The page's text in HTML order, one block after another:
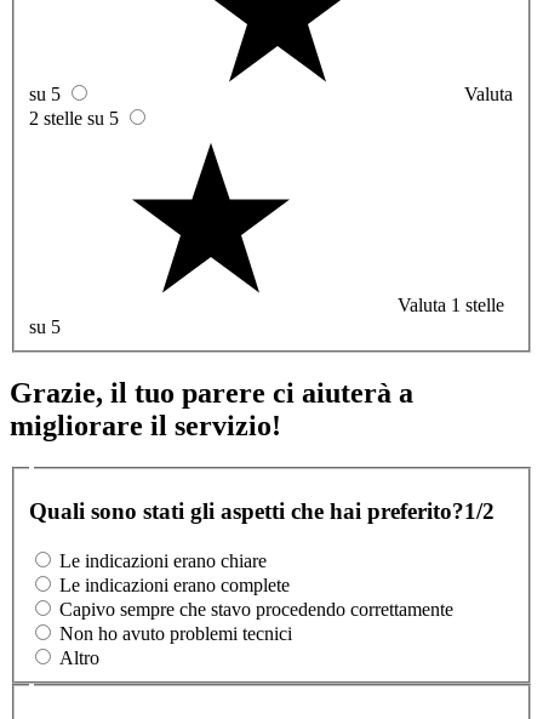
su 5
Valuta
2 stelle su 5
Valuta 1 stelle
su 5
Grazie, il tuo parere ci aiuterà a
migliorare il servizio!
Quali sono stati gli aspetti che hai preferito?1/2
Le indicazioni erano chiare
Le indicazioni erano complete
Capivo sempre che stavo procedendo correttamente
Non ho avuto problemi tecnici
Altro